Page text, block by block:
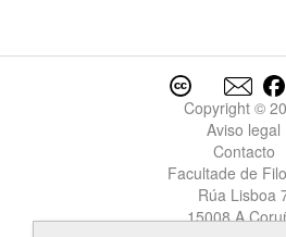
Copyright ©
Aviso legal
Contacto
Facultade de
Rúa Lisboa
15008 A